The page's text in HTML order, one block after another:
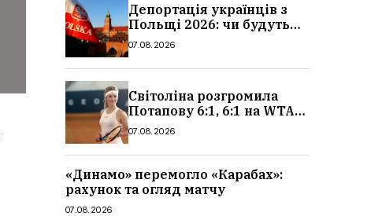
Депортація українців з
Польщі 2026: чи будуть
висилати українських
07.08.2026
Світоліна розгромила
Потапову 6:1, 6:1 на WTA
1000 у Торонто
07.08.2026
«Динамо» перемогло «Карабах»:
рахунок та огляд матчу
07.08.2026